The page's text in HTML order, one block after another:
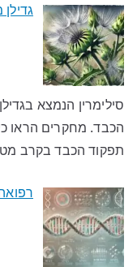
גדילן
סילימרין הנמצא
הכבד. מחקרים הראו
תפקוד הכבד בקרב